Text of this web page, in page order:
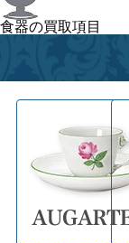
食器の買取項目